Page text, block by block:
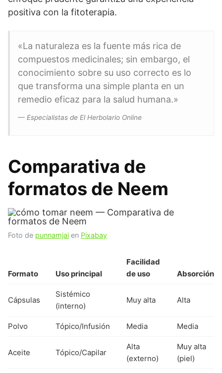
positiva con la fitoterapia.
«La naturaleza es la fuente más rica de
compuestos medicinales; sin embargo, el
conocimiento sobre su uso correcto es lo
que transforma una simple planta en un
remedio eficaz para la salud humana.»
— Especialistas de El Herbolario Online
Comparativa de
formatos de Neem
Foto de punnamjai en Pixabay
Formato Uso principal
Facilidad
de uso
Absorción
Cápsulas
Sistémico
(interno)
Muy alta Alta
Polvo Tópico/Infusión Media Media
Aceite Tópico/Capilar
Alta
(externo)
Muy alta
(piel)